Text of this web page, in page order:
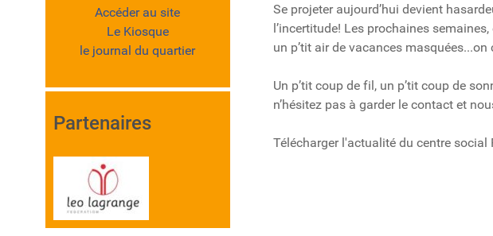
Accéder au site
Le Kiosque
le journal du quartier
Partenaires
Se projeter aujourd’hui devient
l’incertitude! Les prochaines
un p’tit air de vacances
Un p’tit coup de fil, un p’tit coup de
n’hésitez pas à garder le contact et
Télécharger l'actualité du centre social